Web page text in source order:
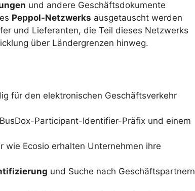
und andere Geschäftsdokumente
Peppol-Netzwerks ausgetauscht werden
und Lieferanten, die Teil dieses Netzwerks
über Ländergrenzen hinweg.
für den elektronischen Geschäftsverkehr
Participant-Identifier-Präfix und einem
Ecosio erhalten Unternehmen ihre
und Suche nach Geschäftspartnern